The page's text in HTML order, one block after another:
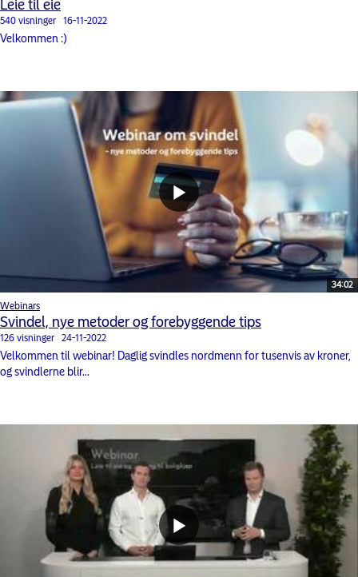
Leie til eie
540 visninger 16-11-2022
Velkommen :)
34:02
Webinars
Svindel, nye metoder og forebyggende tips
126 visninger 24-11-2022
Velkommen til webinar! Daglig svindles nordmenn for tusenvis av kroner,
og svindlerne blir...